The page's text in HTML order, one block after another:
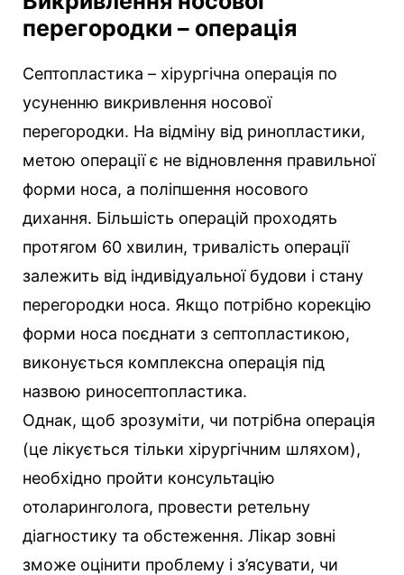
перегородки – операція
Септопластика – хірургічна операція по
усуненню викривлення носової
перегородки. На відміну від ринопластики,
метою операції є не відновлення правильної
форми носа, а поліпшення носового
дихання. Більшість операцій проходять
протягом 60 хвилин, тривалість операції
залежить від індивідуальної будови і стану
перегородки носа. Якщо потрібно корекцію
форми носа поєднати з септопластикою,
виконується комплексна операція під
назвою риносептопластика.
Однак, щоб зрозуміти, чи потрібна операція
(це лікується тільки хірургічним шляхом),
необхідно пройти консультацію
отоларинголога, провести ретельну
діагностику та обстеження. Лікар зовні
зможе оцінити проблему і з’ясувати, чи